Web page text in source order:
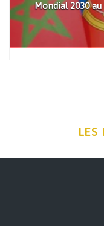
Mondial 2030
LES